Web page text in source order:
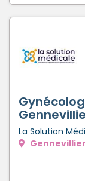
La Solution